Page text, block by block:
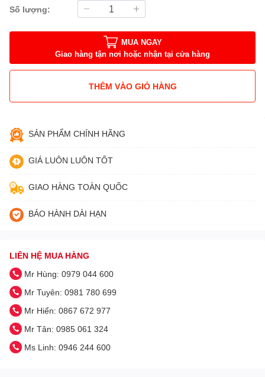
Số lượng:
MUA NGAY
Giao hàng tận nơi hoặc nhận tại cửa hàng
THÊM VÀO GIỎ HÀNG
SẢN PHẨM CHÍNH HÃNG
GIÁ LUÔN LUÔN TỐT
GIAO HÀNG TOÀN QUỐC
BẢO HÀNH DÀI HẠN
LIÊN HỆ MUA HÀNG
Mr Hùng: 0979 044 600
Mr Tuyên: 0981 780 699
Mr Hiển: 0867 672 977
Mr Tân: 0985 061 324
Ms Linh: 0946 244 600